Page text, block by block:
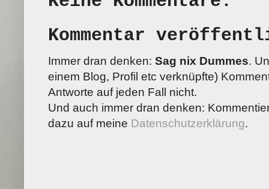
Kommentar
Immer dran denken: Sag nix Dummes.
einem Blog, Profil etc verknüpfte)
Antworte auf jeden Fall nicht.
Und auch immer dran denken:
dazu auf meine Datenschutzerklärung.